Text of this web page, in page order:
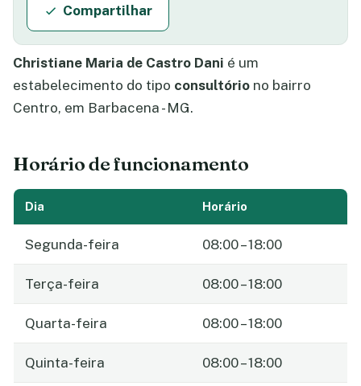
Compartilhar
Christiane Maria de Castro Dani é um
estabelecimento do tipo consultório no bairro
Centro, em Barbacena - MG.
Horário de funcionamento
Dia Horário
Segunda-feira 08:00 – 18:00
Terça-feira 08:00 – 18:00
Quarta-feira 08:00 – 18:00
Quinta-feira 08:00 – 18:00